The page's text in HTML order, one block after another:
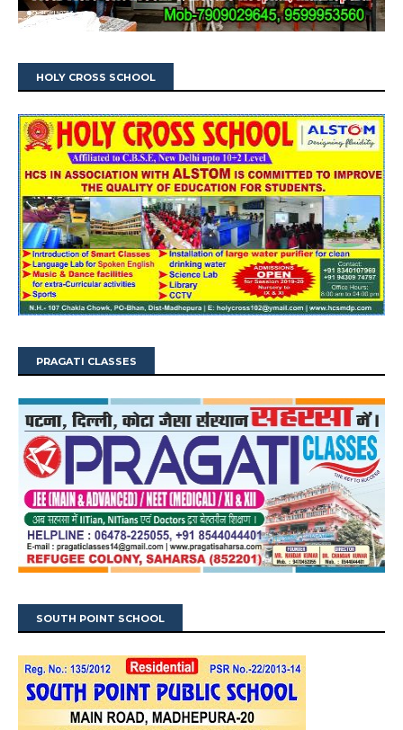
HOLY CROSS SCHOOL
PRAGATI CLASSES
SOUTH POINT SCHOOL